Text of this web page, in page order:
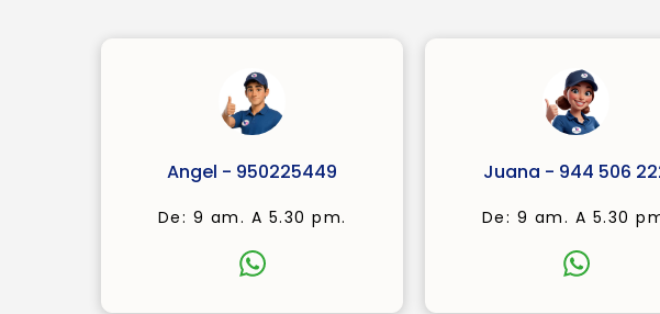
Angel - 950225449
De: 9 am. A 5.30 pm.
Juana - 944 506
De: 9 am. A 5.30